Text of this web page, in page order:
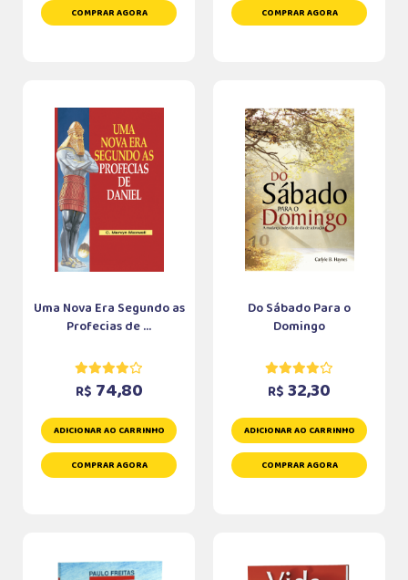
COMPRAR AGORA COMPRAR AGORA
Uma Nova Era Segundo as
Profecias de ...
R$ 74,80
ADICIONAR AO CARRINHO
COMPRAR AGORA
Do Sábado Para o
Domingo
R$ 32,30
ADICIONAR AO CARRINHO
COMPRAR AGORA